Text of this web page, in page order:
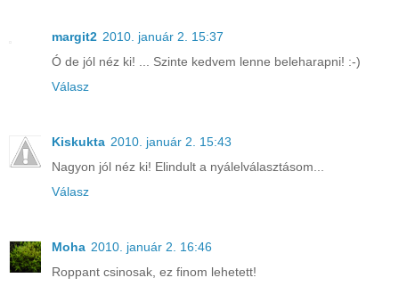
margit2 2010. január 2. 15:37
Ó de jól néz ki! ... Szinte kedvem lenne beleharapni! :-)
Válasz
Kiskukta 2010. január 2. 15:43
Nagyon jól néz ki! Elindult a nyálelválasztásom...
Válasz
Moha 2010. január 2. 16:46
Roppant csinosak, ez finom lehetett!